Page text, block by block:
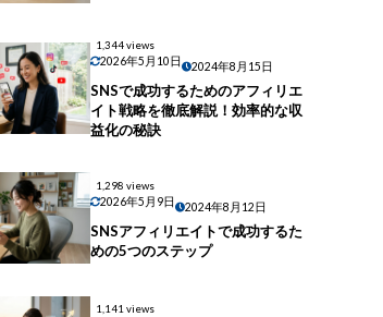
1,344 views
2026年5月10日 2024年8月15日
SNSで成功するためのアフィリエ
イト戦略を徹底解説！効率的な収
益化の秘訣
1,298 views
2026年5月9日 2024年8月12日
SNSアフィリエイトで成功するた
めの5つのステップ
1,141 views